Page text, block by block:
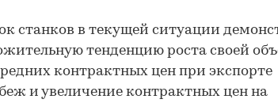
станков в текущей ситуации
тенденцию роста своей
контрактных цен при экспорте
и увеличение контрактных цен на